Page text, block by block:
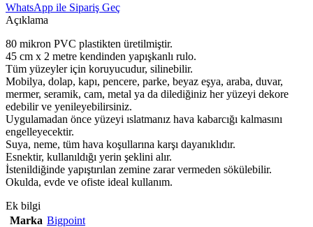
WhatsApp ile Sipariş Geç
Açıklama
80 mikron PVC plastikten üretilmiştir.
45 cm x 2 metre kendinden yapışkanlı rulo.
Tüm yüzeyler için koruyucudur, silinebilir.
Mobilya, dolap, kapı, pencere, parke, beyaz eşya, araba, duvar,
mermer, seramik, cam, metal ya da dilediğiniz her yüzeyi dekore
edebilir ve yenileyebilirsiniz.
Uygulamadan önce yüzeyi ıslatmanız hava kabarcığı kalmasını
engelleyecektir.
Suya, neme, tüm hava koşullarına karşı dayanıklıdır.
Esnektir, kullanıldığı yerin şeklini alır.
İstenildiğinde yapıştırılan zemine zarar vermeden sökülebilir.
Okulda, evde ve ofiste ideal kullanım.
Ek bilgi
Marka Bigpoint